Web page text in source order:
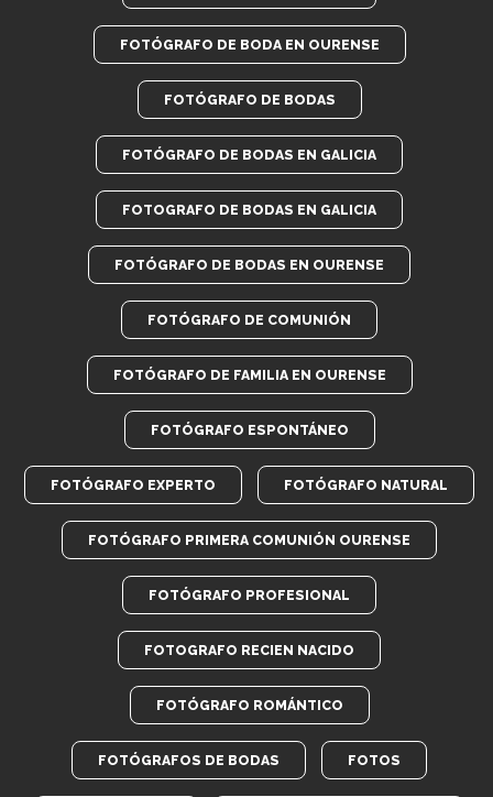
FOTÓGRAFO DE BODA EN OURENSE
FOTÓGRAFO DE BODAS
FOTÓGRAFO DE BODAS EN GALICIA
FOTOGRAFO DE BODAS EN GALICIA
FOTÓGRAFO DE BODAS EN OURENSE
FOTÓGRAFO DE COMUNIÓN
FOTÓGRAFO DE FAMILIA EN OURENSE
FOTÓGRAFO ESPONTÁNEO
FOTÓGRAFO EXPERTO FOTÓGRAFO NATURAL
FOTÓGRAFO PRIMERA COMUNIÓN OURENSE
FOTÓGRAFO PROFESIONAL
FOTOGRAFO RECIEN NACIDO
FOTÓGRAFO ROMÁNTICO
FOTÓGRAFOS DE BODAS FOTOS